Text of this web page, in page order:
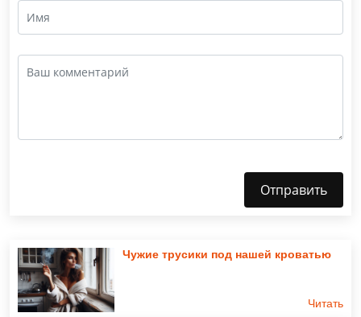
Отправить
Чужие трусики под нашей кроватью
Читать